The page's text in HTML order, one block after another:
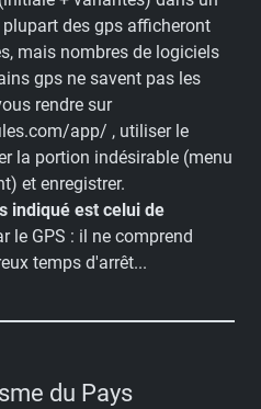
des gps afficheront
mais nombres de logiciels
gps ne savent pas les
rendre sur
app/ , utiliser le
la portion indésirable (menu
et enregistrer.
indiqué est celui de
le GPS : il ne comprend
temps d'arrêt...
du Pays